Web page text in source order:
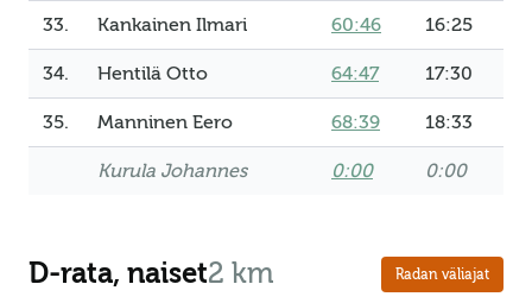
33. Kankainen Ilmari 60:46 16:25
34. Hentilä Otto 64:47 17:30
35. Manninen Eero 68:39 18:33
Kurula Johannes 0:00 0:00
D-rata, naiset2 km Radan väliajat